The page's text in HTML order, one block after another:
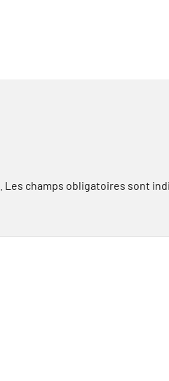
Les champs obligatoires sont